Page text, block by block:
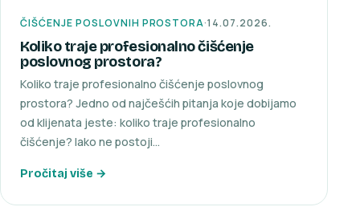
ČIŠĆENJE POSLOVNIH PROSTORA·14.07.2026.
Koliko traje profesionalno čišćenje
poslovnog prostora?
Koliko traje profesionalno čišćenje poslovnog
prostora? Jedno od najčešćih pitanja koje dobijamo
od klijenata jeste: koliko traje profesionalno
čišćenje? Iako ne postoji…
Pročitaj više →